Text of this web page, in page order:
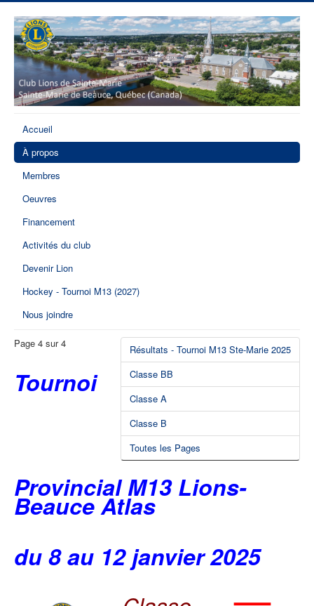
Accueil
À propos
Membres
Oeuvres
Financement
Activités du club
Devenir Lion
Hockey - Tournoi M13 (2027)
Nous joindre
Résultats - Tournoi M13 Ste-Marie 2025
Classe BB
Classe A
Classe B
Toutes les Pages
Page 4 sur 4
Tournoi
Provincial M13 Lions-
Beauce Atlas
du 8 au 12 janvier 2025